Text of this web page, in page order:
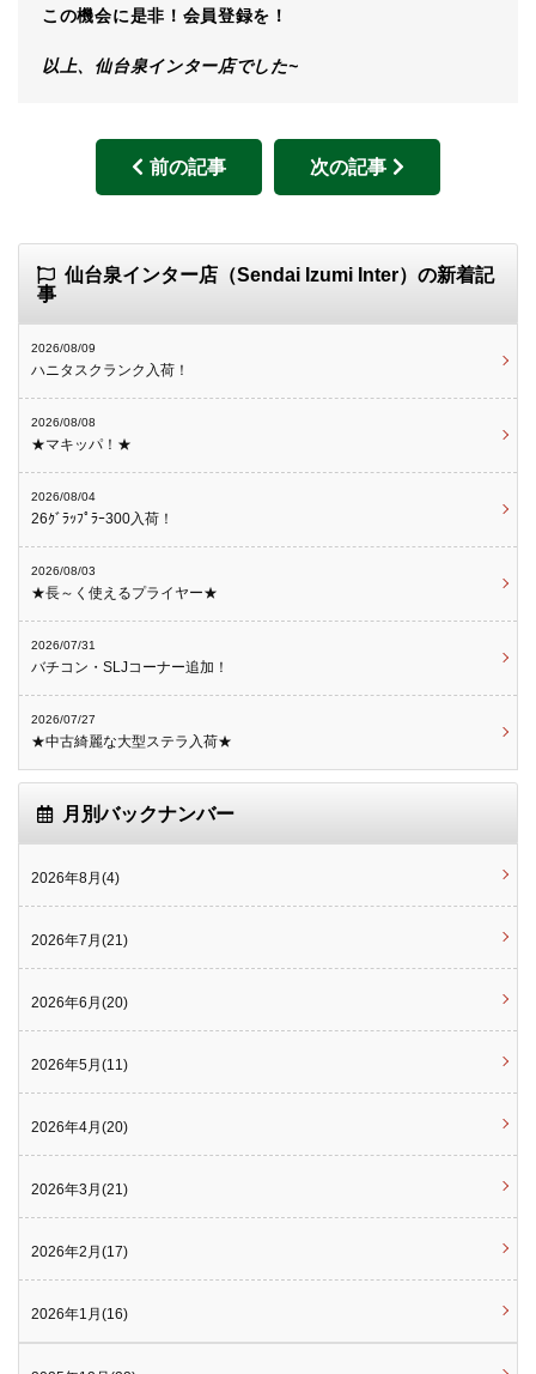
この機会に是非！会員登録を！
以上、仙台泉インター店でした~
前の記事 次の記事
仙台泉インター店（Sendai Izumi Inter）の新着記
事
2026/08/09
ハニタスクランク入荷！
2026/08/08
★マキッパ！★
2026/08/04
26ｸﾞﾗｯﾌﾟﾗｰ300入荷！
2026/08/03
★長～く使えるプライヤー★
2026/07/31
バチコン・SLJコーナー追加！
2026/07/27
★中古綺麗な大型ステラ入荷★
月別バックナンバー
2026年8月(4)
2026年7月(21)
2026年6月(20)
2026年5月(11)
2026年4月(20)
2026年3月(21)
2026年2月(17)
2026年1月(16)